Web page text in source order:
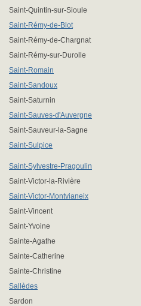
Saint-Quintin-sur-Sioule
Saint-Rémy-de-Blot
Saint-Rémy-de-Chargnat
Saint-Rémy-sur-Durolle
Saint-Romain
Saint-Sandoux
Saint-Saturnin
Saint-Sauves-d'Auvergne
Saint-Sauveur-la-Sagne
Saint-Sulpice
Saint-Sylvestre-Pragoulin
Saint-Victor-la-Rivière
Saint-Victor-Montvianeix
Saint-Vincent
Saint-Yvoine
Sainte-Agathe
Sainte-Catherine
Sainte-Christine
Sallèdes
Sardon